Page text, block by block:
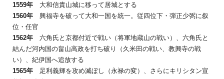
1559年
大和信貴山城に移って居城とする
1560年
興福寺を破って大和一国を統一。従四位下・弾正少弼に叙
位・任官
1562年 六角氏と京都付近で戦い（将軍地蔵山の戦い）、六角氏と
結んだ河内国の畠山高政を打ち破り（久米田の戦い、教興寺の戦
い）、紀伊国へ追放する
1565年
足利義輝を攻め滅ぼし（永禄の変）、さらにキリシタン宣